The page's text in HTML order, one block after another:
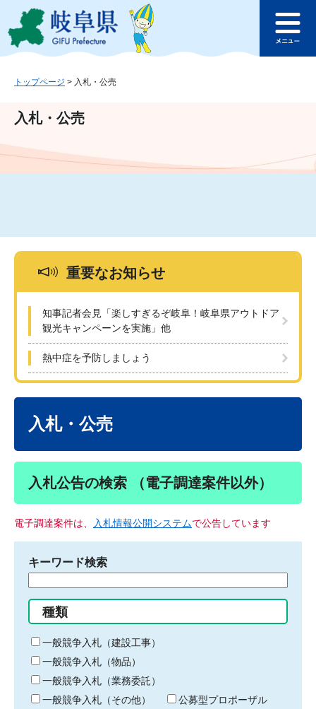
ジ
ュ
文
このページの本文へ
ュ
トップページ > 入札・公売
入札・公売
重要なお知らせ
知事記者会見「楽しすぎるぞ岐阜！岐阜県アウトドア
観光キャンペーンを実施」他
熱中症を予防しましょう
入札・公売
入札公告の検索 （電子調達案件以外）
電子調達案件は、 入札情報公開システムで公告しています
キーワード検索
る
キ
ー
ワ
ー
ド
種類
一般競争入札（建設工事）
一般競争入札（物品）
一般競争入札（業務委託）
一般競争入札（その他）
公募型プロポーザル